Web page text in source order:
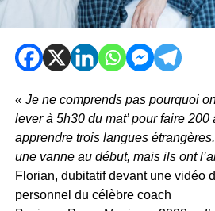
« Je ne comprends pas pourquoi
lever à 5h30 du mat’ pour faire 200
apprendre trois langues
une vanne au début, mais ils ont
Florian, dubitatif devant une vidéo
personnel du célèbre coach